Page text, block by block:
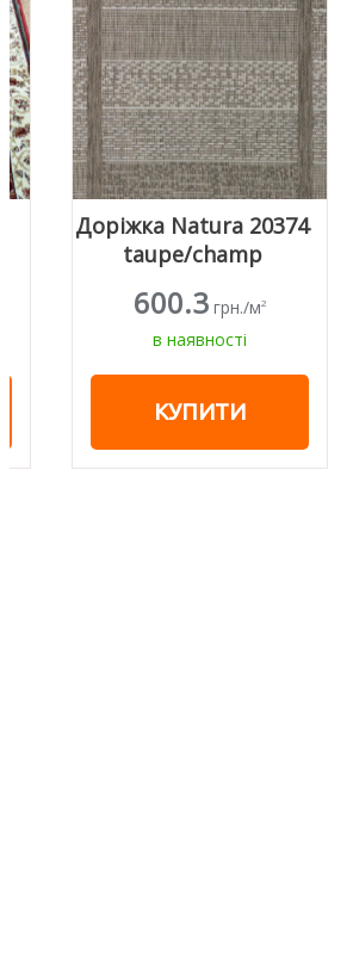
Доріжка Natura 20374
taupe/champ
600.3грн./м2
в наявності
КУПИТИ